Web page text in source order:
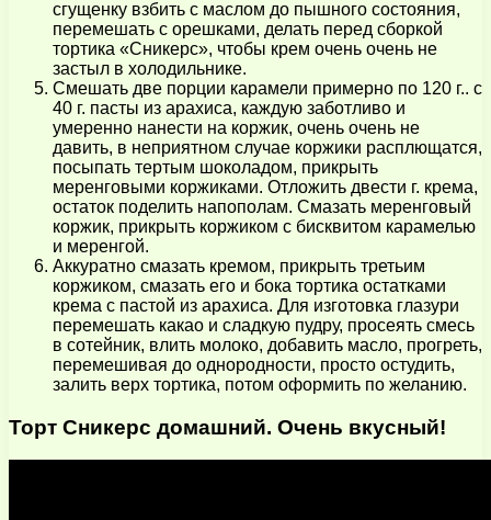
сгущенку взбить с маслом до пышного состояния,
перемешать с орешками, делать перед сборкой
тортика «Сникерс», чтобы крем очень очень не
застыл в холодильнике.
Смешать две порции карамели примерно по 120 г.. с
40 г. пасты из арахиса, каждую заботливо и
умеренно нанести на коржик, очень очень не
давить, в неприятном случае коржики расплющатся,
посыпать тертым шоколадом, прикрыть
меренговыми коржиками. Отложить двести г. крема,
остаток поделить напополам. Смазать меренговый
коржик, прикрыть коржиком с бисквитом карамелью
и меренгой.
Аккуратно смазать кремом, прикрыть третьим
коржиком, смазать его и бока тортика остатками
крема с пастой из арахиса. Для изготовка глазури
перемешать какао и сладкую пудру, просеять смесь
в сотейник, влить молоко, добавить масло, прогреть,
перемешивая до однородности, просто остудить,
залить верх тортика, потом оформить по желанию.
Торт Сникерс домашний. Очень вкусный!